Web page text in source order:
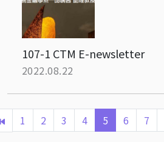
107-1 CTM E-newsletter
2022.08.22
1 2 3 4 5 6 7